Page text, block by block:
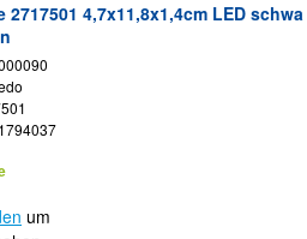
2717501 4,7x11,8x1,4cm LED schwa
um